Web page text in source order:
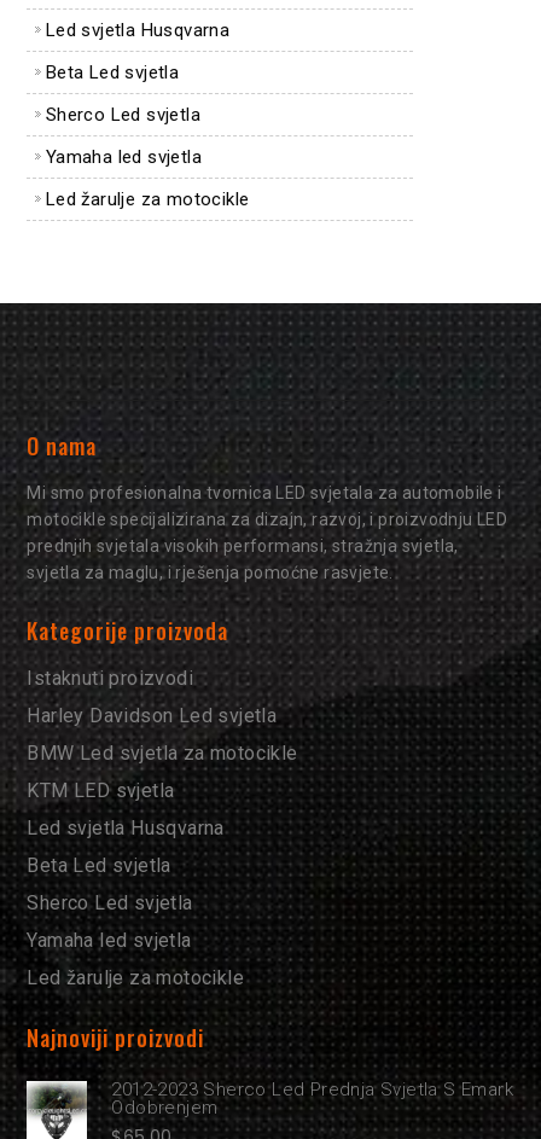
Led svjetla Husqvarna
Beta Led svjetla
Sherco Led svjetla
Yamaha led svjetla
Led žarulje za motocikle
O nama
Mi smo profesionalna tvornica LED svjetala za automobile i
motocikle specijalizirana za dizajn, razvoj, i proizvodnju LED
prednjih svjetala visokih performansi, stražnja svjetla,
svjetla za maglu, i rješenja pomoćne rasvjete.
Kategorije proizvoda
Istaknuti proizvodi
Harley Davidson Led svjetla
BMW Led svjetla za motocikle
KTM LED svjetla
Led svjetla Husqvarna
Beta Led svjetla
Sherco Led svjetla
Yamaha led svjetla
Led žarulje za motocikle
Najnoviji proizvodi
2012-2023 Sherco Led Prednja Svjetla S Emark
Odobrenjem